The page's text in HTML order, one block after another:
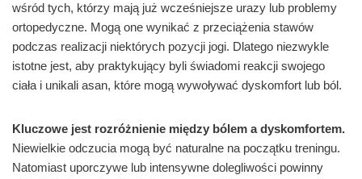
wśród tych, którzy mają już wcześniejsze urazy lub problemy
ortopedyczne. Mogą one wynikać z przeciążenia stawów
podczas realizacji niektórych pozycji jogi. Dlatego niezwykle
istotne jest, aby praktykujący byli świadomi reakcji swojego
ciała i unikali asan, które mogą wywoływać dyskomfort lub ból.
Kluczowe jest rozróżnienie między bólem a dyskomfortem.
Niewielkie odczucia mogą być naturalne na początku treningu.
Natomiast uporczywe lub intensywne dolegliwości powinny